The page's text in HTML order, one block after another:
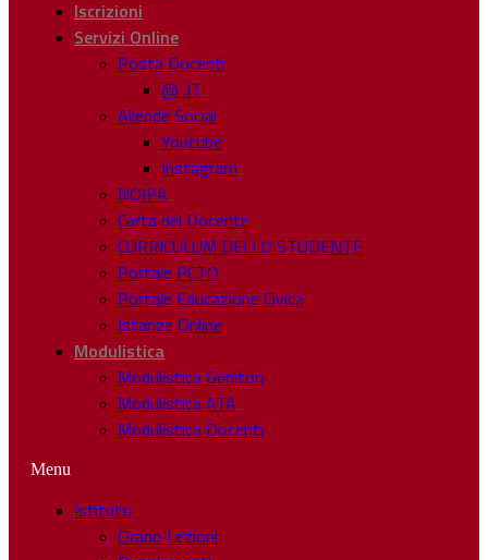
Iscrizioni
Servizi Online
Posta Docenti
@ .IT
Allende Social
Youtube
Instagram
NOIPA
Carta del Docente
CURRICULUM DELLO STUDENTE
Portale PCTO
Portale Educazione Civica
Istanze Online
Modulistica
Modulistica Genitori
Modulistica ATA
Modulistica Docenti
Menu
Istituto
Orario Lezioni